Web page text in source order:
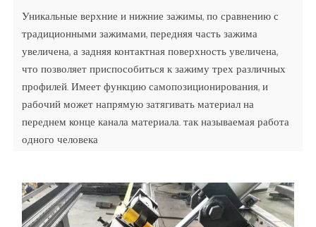
Уникальные верхние и нижние зажимы, по сравнению с
традиционными зажимами, передняя часть зажима
увеличена, а задняя контактная поверхность увеличена,
что позволяет приспособиться к зажиму трех различных
профилей. Имеет функцию самопозиционирования, и
рабочий может напрямую затягивать материал на
переднем конце канала материала. так называемая работа
одного человека